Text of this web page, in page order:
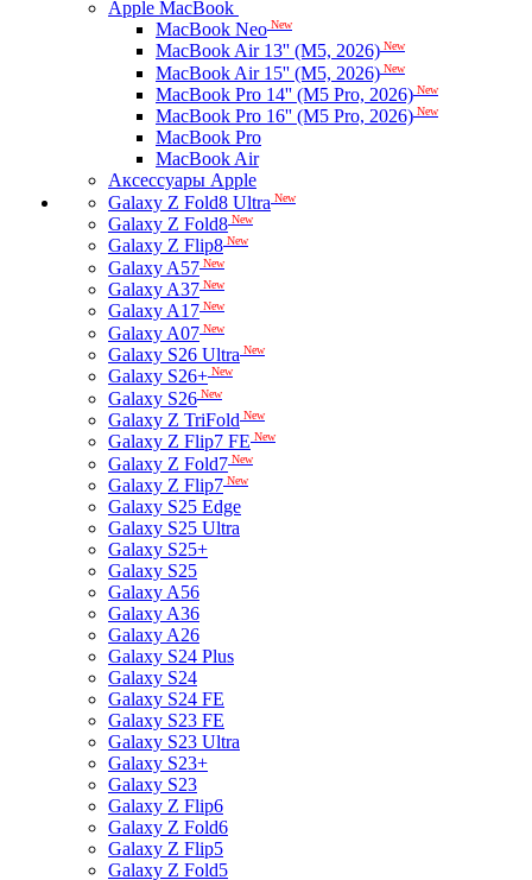
Apple MacBook
MacBook Neo New
MacBook Air 13'' (M5, 2026) New
MacBook Air 15'' (M5, 2026) New
MacBook Pro 14'' (M5 Pro, 2026) New
MacBook Pro 16'' (M5 Pro, 2026) New
MacBook Pro
MacBook Air
Аксессуары Apple
Galaxy Z Fold8 Ultra New
Galaxy Z Fold8 New
Galaxy Z Flip8 New
Galaxy A57 New
Galaxy A37 New
Galaxy A17 New
Galaxy A07 New
Galaxy S26 Ultra New
Galaxy S26+ New
Galaxy S26 New
Galaxy Z TriFold New
Galaxy Z Flip7 FE New
Galaxy Z Fold7 New
Galaxy Z Flip7 New
Galaxy S25 Edge
Galaxy S25 Ultra
Galaxy S25+
Galaxy S25
Galaxy A56
Galaxy A36
Galaxy A26
Galaxy S24 Plus
Galaxy S24
Galaxy S24 FE
Galaxy S23 FE
Galaxy S23 Ultra
Galaxy S23+
Galaxy S23
Galaxy Z Flip6
Galaxy Z Fold6
Galaxy Z Flip5
Galaxy Z Fold5